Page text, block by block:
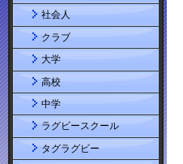
社会人
クラブ
大学
高校
中学
ラグビースクール
タグラグビー